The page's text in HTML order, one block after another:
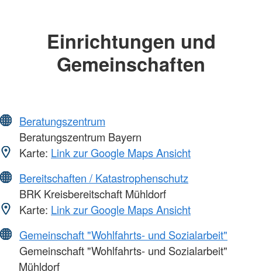
Einrichtungen und
Gemeinschaften
Beratungszentrum
Beratungszentrum Bayern
Karte: Link zur Google Maps Ansicht
Bereitschaften / Katastrophenschutz
BRK Kreisbereitschaft Mühldorf
Karte: Link zur Google Maps Ansicht
Gemeinschaft "Wohlfahrts- und Sozialarbeit"
Gemeinschaft "Wohlfahrts- und Sozialarbeit"
Mühldorf